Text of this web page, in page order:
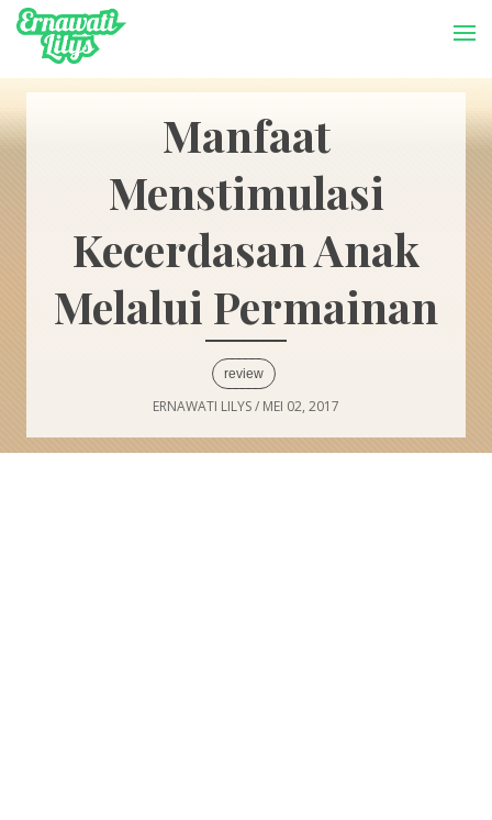
-->
Manfaat
Menstimulasi
Kecerdasan Anak
Melalui Permainan
review
ERNAWATI LILYS/ MEI 02, 2017